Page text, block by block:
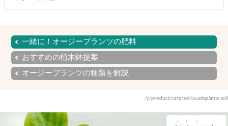
一緒に！オージープランツの肥料
おすすめの植木鉢提案
オージープランツの種類を解説
/c/product/care/soil/aussieplants-soil